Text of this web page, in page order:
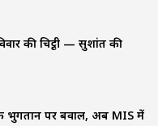
की चिट्ठी — सुशांत की
भुगतान पर बवाल, अब MIS में